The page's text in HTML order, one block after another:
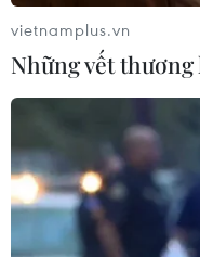
vietnamplus.vn
Những vết